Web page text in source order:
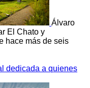
Álvaro
El Chato y
hace más de seis
dedicada a quienes